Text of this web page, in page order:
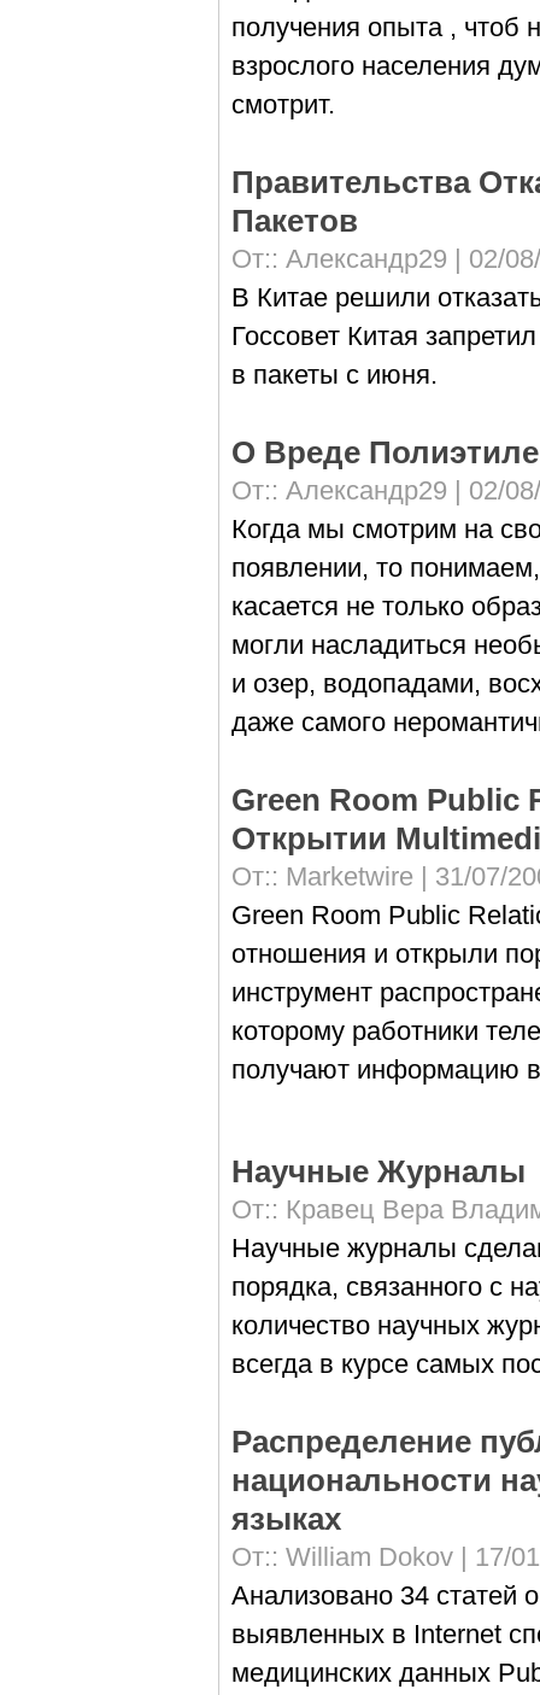
получения опыта , чтоб
взрослого населения
смотрит.
Правительства
Пакетов
От:: Александр29 | 02/
В Китае решили
Госсовет Китая
в пакеты с июня.
О Вреде
От:: Александр29 | 02/
Когда мы смотрим на
появлении, то
касается не только
могли насладиться
и озер, водопадами,
даже самого
Green Room
Открытии
От:: Marketwire | 31/07/
Green Room Public
отношения и открыли
инструмент
которому работники
получают информацию
Научные Журналы
От:: Кравец Вера
Научные журналы
порядка, связанного с
количество научных
всегда в курсе самых
Распределение
национальности
языках
От:: William Dokov | 17/
Анализовано 34 статей
выявленных в Internet
медицинских данных